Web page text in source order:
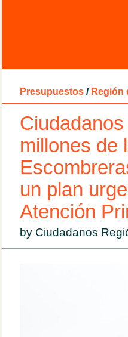
Presupuestos / Región
millones de
un plan
Atención
by Ciudadanos